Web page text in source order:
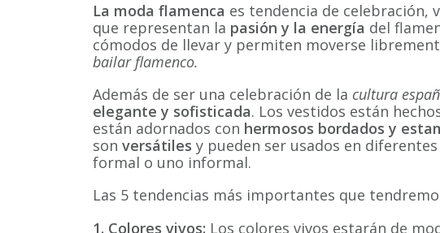
La moda flamenca es tendencia de celebración,
que representan la pasión y la energía del
cómodos de llevar y permiten moverse
bailar flamenco.
Además de ser una celebración de la cultura
elegante y sofisticada. Los vestidos están
están adornados con hermosos bordados y
son versátiles y pueden ser usados en
formal o uno informal.
Las 5 tendencias más importantes que
1. Colores vivos: Los colores vivos estarán de